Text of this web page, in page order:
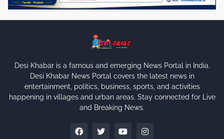
Desi Khabar is a famous and emerging News Portal in India.
Desi Khabar News Portal covers the latest news in
entertainment, politics, business, sports, and activities
happening in villages and urban areas. Stay connected for Live
and Breaking News.